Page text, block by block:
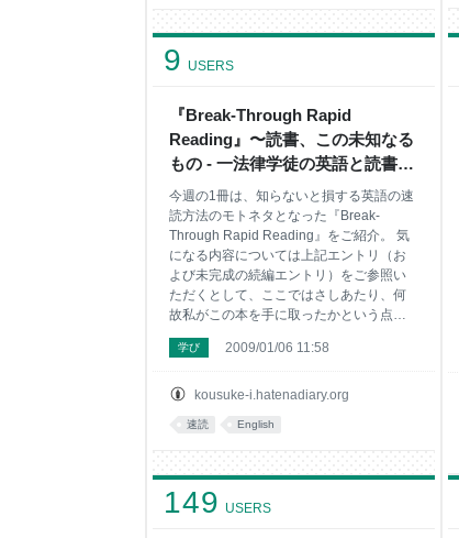
『Break-Through Rapid
Reading』〜読書、この未知なる
もの - 一法律学徒の英語と読書な
日々
9 USERS
kousuke-i.hatenadiary.org
今週の1冊は、知らないと損する英語の速
読方法のモトネタとなった『Break-
Through Rapid Reading』をご紹介。 気
になる内容については上記エントリ（お
よび未完成の続編エントリ）をご参照い
ただくとして、ここではさしあたり、何
故私がこの本を手に取ったかという点に
ついて、簡単に述べておきたい。 英語の
速読術というのは、日本語をメインに読
るが、例えば英語で日常的に情報を得た
上の英語の試験を受けようとすると、突
リーディングインストラクター資格を持
つ勝間和代氏でさえ、英語の本は読むの
に時間がかかるといっているぐらいなの
学び 2009/01/06 11:58
速読 English
149 USERS